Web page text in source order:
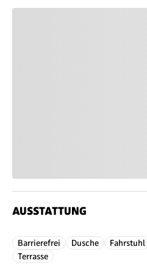
AUSSTATTUNG
Barrierefrei Dusche Fahrstuhl
Terrasse